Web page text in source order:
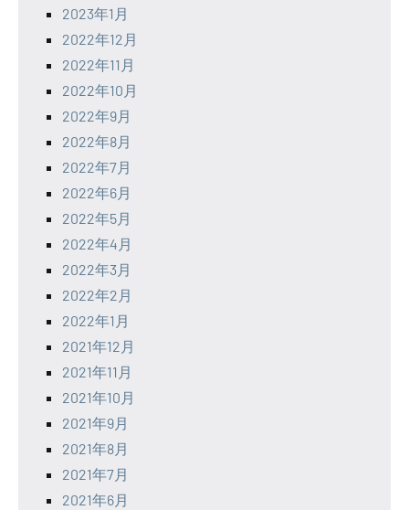
2023年1月
2022年12月
2022年11月
2022年10月
2022年9月
2022年8月
2022年7月
2022年6月
2022年5月
2022年4月
2022年3月
2022年2月
2022年1月
2021年12月
2021年11月
2021年10月
2021年9月
2021年8月
2021年7月
2021年6月